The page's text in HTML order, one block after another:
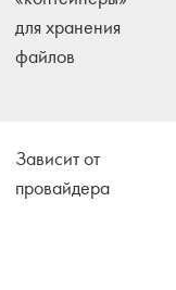
для хранения
файлов
Зависит от
провайдера